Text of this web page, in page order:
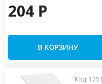
204 P
В КОРЗИНУ
Код: 1251